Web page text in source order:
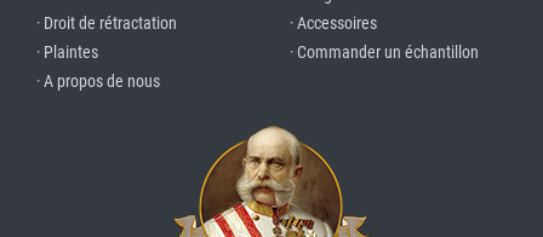
· Droit de rétractation
· Plaintes
· A propos de nous
· Accessoires
· Commander un échantillon